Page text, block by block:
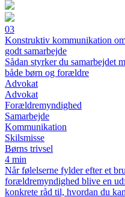
03
Konstruktiv kommunikation
godt samarbejde
Sådan styrker du samarbejdet
både børn og forældre
Advokat
Advokat
Forældremyndighed
Samarbejde
Kommunikation
Skilsmisse
Børns trivsel
4 min
Når følelserne fylder efter et
forældremyndighed blive en
konkrete råd til, hvordan du